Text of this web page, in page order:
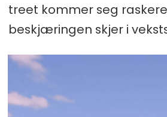
treet kommer seg
beskjæringen skjer i